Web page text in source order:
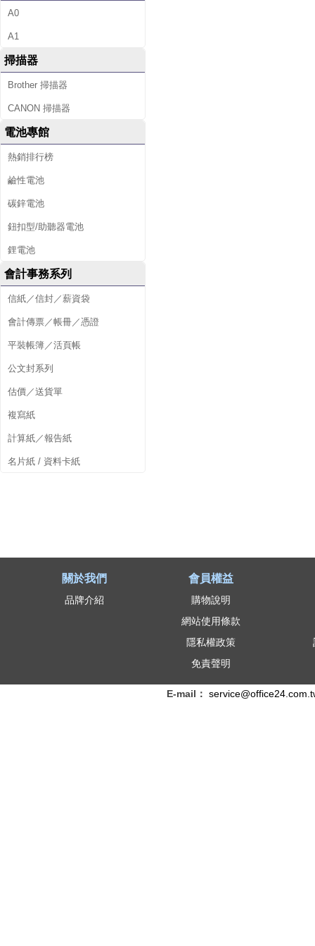
A0
A1
掃描器
Brother 掃描器
CANON 掃描器
電池專館
熱銷排行榜
鹼性電池
碳鋅電池
鈕扣型/助聽器電池
鋰電池
會計事務系列
信紙／信封／薪資袋
會計傳票／帳冊／憑證
平裝帳簿／活頁帳
公文封系列
估價／送貨單
複寫紙
計算紙／報告紙
名片紙 / 資料卡紙
關於我們
品牌介紹
會員權益
購物說明
網站使用條款
隱私權政策
免責聲明
E-mail：